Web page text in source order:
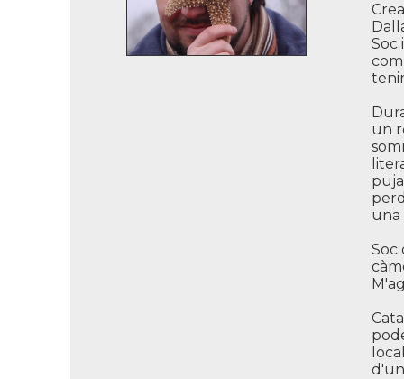
Soc
un
una
Soc